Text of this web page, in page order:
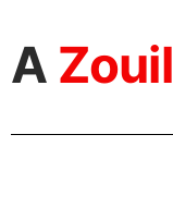
A Zouil